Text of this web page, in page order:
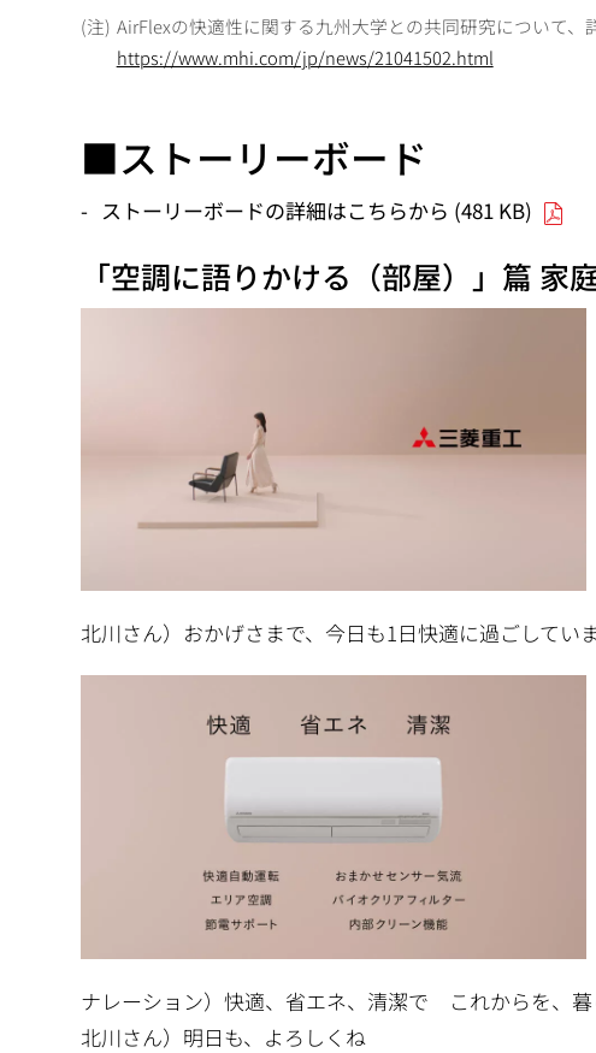
AirFlexの快適性に関する九州大学との共同研究について
https://www.mhi.com/jp/news/21041502.html
■ストーリーボード
ストーリーボードの詳細はこちらから (481 KB)
「空調に語りかける（部屋）」篇 家
北川さん）おかげさまで、今日も1日快適に過ごしてい
ナレーション）快適、省エネ、清潔で これからを、
北川さん）明日も、よろしくね